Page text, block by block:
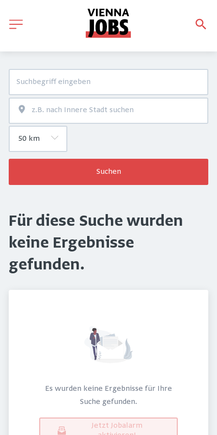
Suchen
Für diese Suche wurden
keine Ergebnisse
gefunden.
Es wurden keine Ergebnisse für Ihre
Suche gefunden.
Jetzt Jobalarm